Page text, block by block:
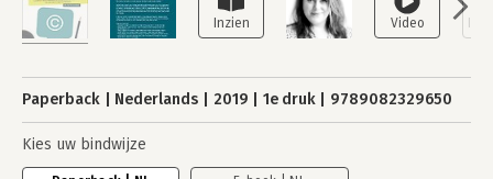
Paperback Nederlands 2019 1e druk 9789082329650
Kies uw bindwijze